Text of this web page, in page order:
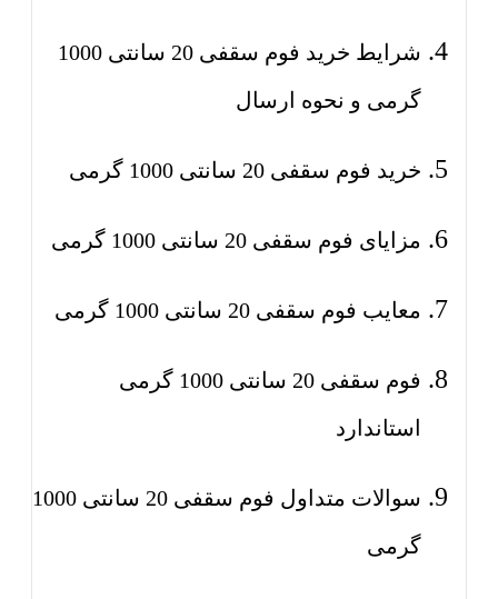
شرایط خرید فوم سقفی 20 سانتی 1000
گرمی و نحوه ارسال
خرید فوم سقفی 20 سانتی 1000 گرمی
مزایای فوم سقفی 20 سانتی 1000 گرمی
معایب فوم سقفی 20 سانتی 1000 گرمی
فوم سقفی 20 سانتی 1000 گرمی
استاندارد
سوالات متداول فوم سقفی 20 سانتی 1000
گرمی